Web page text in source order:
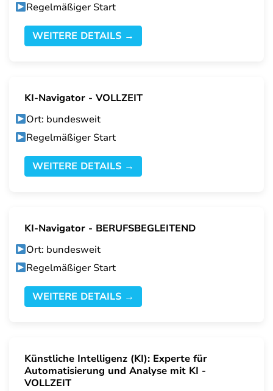
Regelmäßiger Start
WEITERE DETAILS →
KI-Navigator - VOLLZEIT
Ort: bundesweit
Regelmäßiger Start
WEITERE DETAILS →
KI-Navigator - BERUFSBEGLEITEND
Ort: bundesweit
Regelmäßiger Start
WEITERE DETAILS →
Künstliche Intelligenz (KI): Experte für
Automatisierung und Analyse mit KI -
VOLLZEIT